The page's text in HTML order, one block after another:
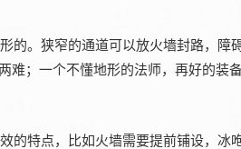
的。狭窄的通道可以放火墙封路，障
难；一个不懂地形的法师，再好的装
的特点，比如火墙需要提前铺设，冰